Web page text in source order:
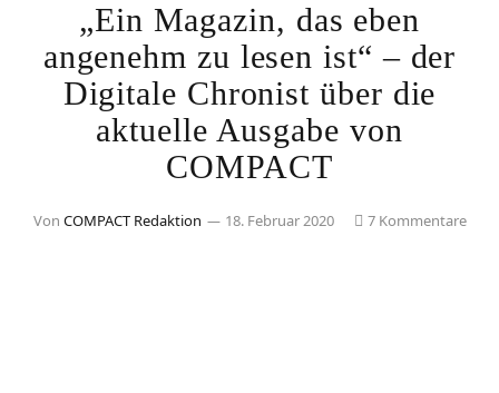
„Ein Magazin, das eben
angenehm zu lesen ist“ – der
Digitale Chronist über die
aktuelle Ausgabe von
COMPACT
Von COMPACT Redaktion 18. Februar 2020 7 Kommentare